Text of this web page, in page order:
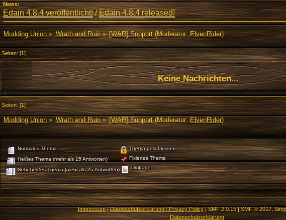
News:
Edain 4.8.4 veröffentlicht!/Edain 4.8.4 released!
Modding Union» Wrath and Ruin» [WAR] Support(Moderator:ElvenRider)
Seiten: [1]
Keine Nachrichten...
Seiten: [1]
Modding Union» Wrath and Ruin» [WAR] Support(Moderator: ElvenRider)
Normales Thema
Heißes Thema (mehr als 15 Antworten)
Sehr heißes Thema (mehr als 25 Antworten)
Thema geschlossen
Fixiertes Thema
Umfrage
Impressum|Datenschutzerklärung / Privacy Policy|SMF 2.0.15|SMF © 2017,
Datenschutzerklärung